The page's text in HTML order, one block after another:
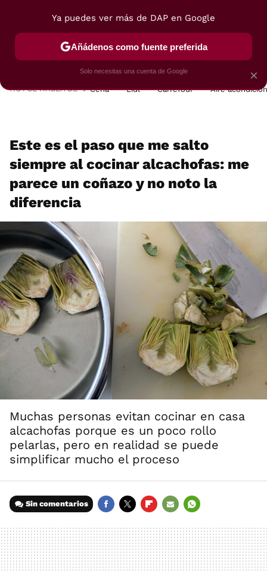
POSTRES VIAJES SELECCIÓN VEGUI
HOY SE HABLA DE Cena Lidl Carrefour Aire
Este es el paso que me salto
siempre al cocinar alcachofas: me
parece un coñazo y no noto la
diferencia
Muchas personas evitan cocinar en casa
alcachofas porque es un poco rollo
pelarlas, pero en realidad se puede
simplificar mucho el proceso
Sin comentarios
MAIL
×
Ya puedes ver más de DAP en Google
Añádenos como fuente preferida
Solo necesitas una cuenta de Google